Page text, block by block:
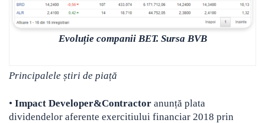
Evoluție companii BET. Sursa BVB
Principalele știri de piață
• Impact Developer&Contractor anunță plata
dividendelor aferente exercitiului financiar 2018 prin